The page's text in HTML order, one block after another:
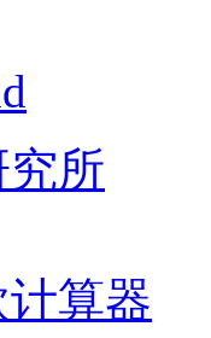
所
算器